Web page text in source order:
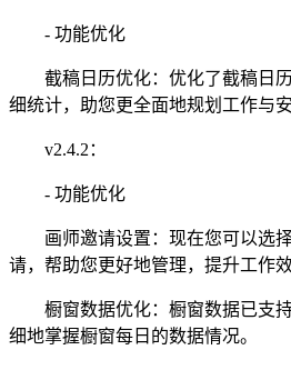
- 功能优化
截稿日历优化：优化了截稿日历
细统计，助您更全面地规划工作与安
v2.4.2：
- 功能优化
画师邀请设置：现在您可以选择
请，帮助您更好地管理，提升工作效
橱窗数据优化：橱窗数据已支持
细地掌握橱窗每日的数据情况。